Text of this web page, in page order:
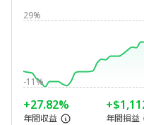
29%
-11%
+27.82%
年間収益 年間損益